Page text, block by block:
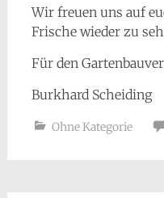
Wir freuen uns auf
Frische wieder zu
Für den
Burkhard Scheiding
Ohne Kategorie